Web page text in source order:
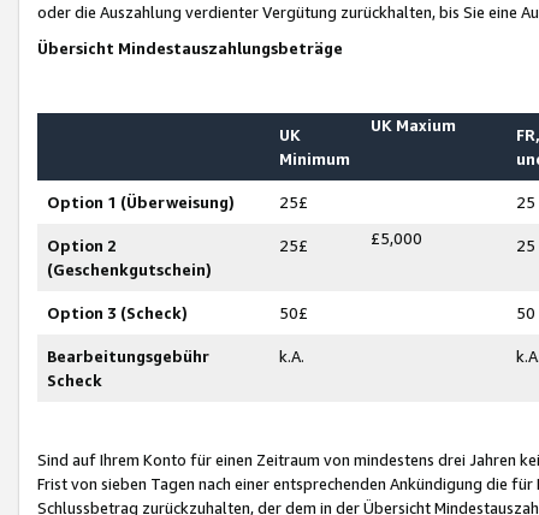
oder die Auszahlung verdienter Vergütung zurückhalten, bis Sie
Übersicht Mindestauszahlungsbeträge
UK
Minimum
UK Maxium
Option 1 (Überweisung) 25£ 25
Option 2
(Geschenkgutschein)
25£ £5,000 25
Option 3 (Scheck) 50£ 50
Bearbeitungsgebühr
Scheck
k.A.
Sind auf Ihrem Konto für einen Zeitraum von mindestens drei Jahren
Frist von sieben Tagen nach einer entsprechenden Ankündigung die
Schlussbetrag zurückzuhalten, der dem in der Übersicht